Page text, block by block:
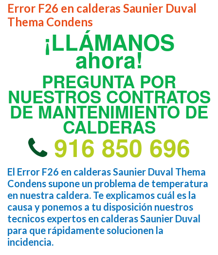
Error F26 en calderas Saunier Duval
Thema Condens
¡LLÁMANOS
ahora!
PREGUNTA POR
NUESTROS CONTRATOS
DE MANTENIMIENTO DE
CALDERAS
916 850 696
El Error F26 en calderas Saunier Duval Thema
Condens supone un problema de temperatura
en nuestra caldera. Te explicamos cuál es la
causa y ponemos a tu disposición nuestros
tecnicos expertos en calderas Saunier Duval
para que rápidamente solucionen la
incidencia.